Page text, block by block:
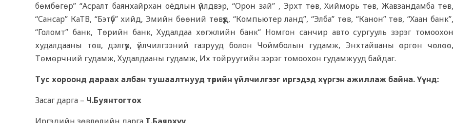
бөмбөгөр” “Асралт баянхайрхан оёдлын үйлдвэр, “Орон зай” , Эрхт төв, Хийморь төв, Жавзандамба төв,
“Сансар” КаТВ, “Бэтүб” хийд, Эмийн бөөний төвүүд, “Компьютер ланд”, “Элба” төв, “Канон” төв, “Хаан банк”,
“Голомт” банк, Төрийн банк, Худалдаа хөгжлийн банк“ Номгон санчир авто сургууль зэрэг томоохон
худалдааны төв, дэлгүүр, үйлчилгээний газрууд болон Чоймболын гудамж, Энхтайваны өргөн чөлөө,
Төмөрчний гудамж, Худалдааны гудамж, Их тойруугийн зэрэг томоохон гудамжууд байдаг.
Тус хороонд дараах албан тушаалтнууд төрийн үйлчилгээг иргэдэд хүргэн ажиллаж байна. Үүнд:
Засаг дарга – Ч.Буянтогтох